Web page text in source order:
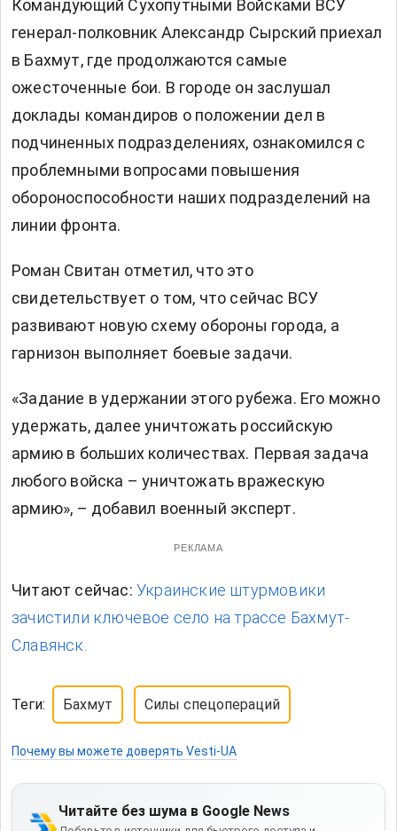
Командующий Сухопутными Войсками ВСУ
генерал-полковник Александр Сырский приехал
в Бахмут, где продолжаются самые
ожесточенные бои. В городе он заслушал
доклады командиров о положении дел в
подчиненных подразделениях, ознакомился с
проблемными вопросами повышения
обороноспособности наших подразделений на
линии фронта.
Роман Свитан отметил, что это
свидетельствует о том, что сейчас ВСУ
развивают новую схему обороны города, а
гарнизон выполняет боевые задачи.
«Задание в удержании этого рубежа. Его можно
удержать, далее уничтожать российскую
армию в больших количествах. Первая задача
любого войска – уничтожать вражескую
армию», – добавил военный эксперт.
РЕКЛАМА
Читают сейчас: Украинские штурмовики
зачистили ключевое село на трассе Бахмут-
Славянск.
Теги: Бахмут Силы спецопераций
Почему вы можете доверять Vesti-UA
Читайте без шума в Google News